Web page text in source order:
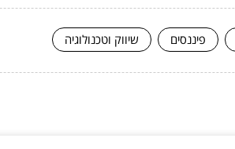
פיננסים שיווק וטכנולוגיה